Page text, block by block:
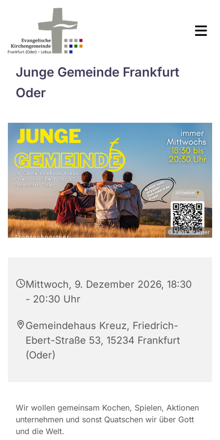
Junge Gemeinde Frankfurt
Oder
© Felix Krämer
Mittwoch, 9. Dezember 2026, 18:30
- 20:30 Uhr
Gemeindehaus Kreuz, Friedrich-
Ebert-Straße 53, 15234 Frankfurt
(Oder)
Wir wollen gemeinsam Kochen, Spielen, Aktionen
unternehmen und sonst Quatschen wir über Gott
und die Welt.